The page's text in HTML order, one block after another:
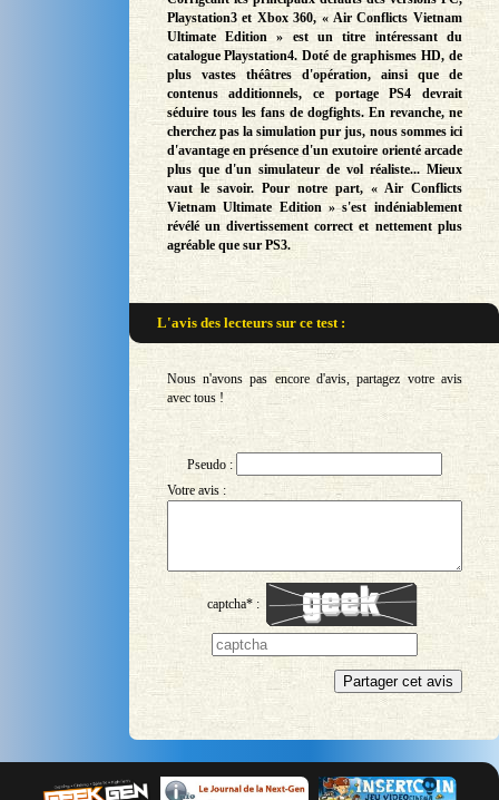
Playstation3 et Xbox 360, « Air Conflicts Vietnam
Ultimate Edition » est un titre intéressant du
catalogue Playstation4. Doté de graphismes HD, de
plus vastes théâtres d'opération, ainsi que de
contenus additionnels, ce portage PS4 devrait
séduire tous les fans de dogfights. En revanche, ne
cherchez pas la simulation pur jus, nous sommes ici
d'avantage en présence d'un exutoire orienté arcade
plus que d'un simulateur de vol réaliste... Mieux
vaut le savoir. Pour notre part, « Air Conflicts
Vietnam Ultimate Edition » s'est indéniablement
révélé un divertissement correct et nettement plus
agréable que sur PS3.
L'avis des lecteurs surce test :
Nous n'avons pas encore d'avis, partagez votre avis
avec tous !
Pseudo :
Votre avis :
captcha* :